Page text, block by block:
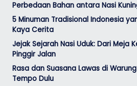
Perbedaan Bahan antara Nasi
5 Minuman Tradisional Indonesia
Kaya Cerita
Jejak Sejarah Nasi Uduk: Dari Meja
Pinggir Jalan
Rasa dan Suasana Lawas di
Tempo Dulu